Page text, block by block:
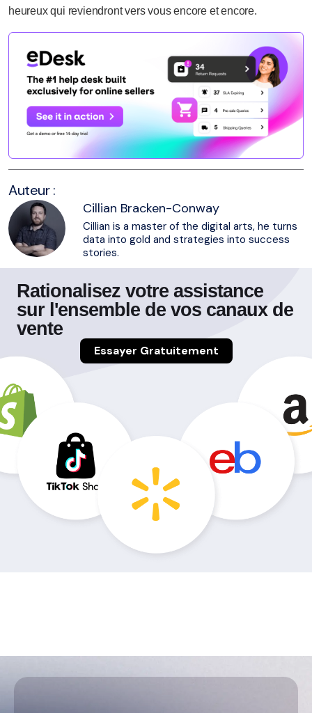
heureux qui reviendront vers vous encore et encore.
Auteur :
Cillian Bracken-Conway
Cillian is a master of the digital arts, he turns
data into gold and strategies into success
stories.
Rationalisez votre assistance
sur l'ensemble de vos canaux de
vente
Essayer Gratuitement